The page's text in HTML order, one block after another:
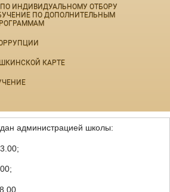
ИНДИВИДУАЛЬНОМУ ОТБОРУ
ПО ДОПОЛНИТЕЛЬНЫМ
КАРТЕ
администрацией школы: